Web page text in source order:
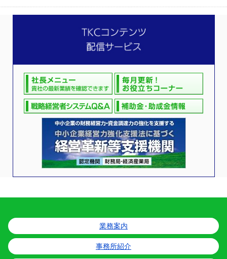
業務案内
事務所紹介